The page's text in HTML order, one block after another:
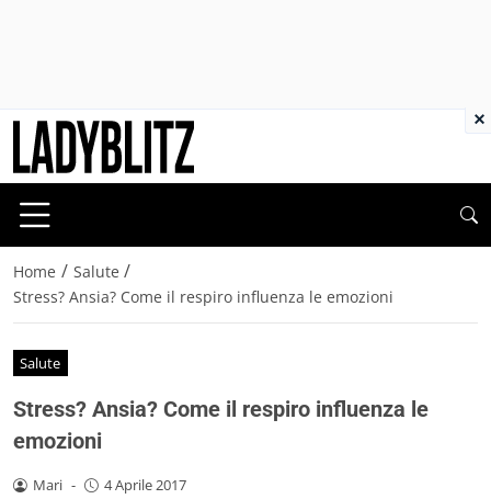
Home / Salute /
Stress? Ansia? Come il respiro influenza le emozioni
Salute
Stress? Ansia? Come il respiro influenza le
emozioni
Mari - 4 Aprile 2017
×